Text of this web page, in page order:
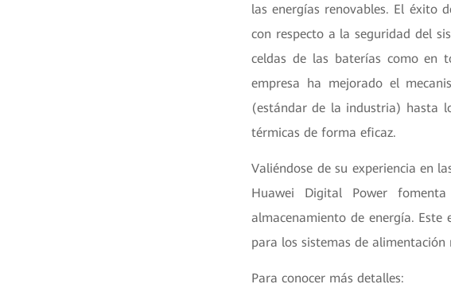
las energías renovables. El éxito
con respecto a la seguridad del
celdas de las baterías como en
empresa ha mejorado el
(estándar de la industria) hasta
térmicas de forma eficaz.
Valiéndose de su experiencia en
Huawei Digital Power
almacenamiento de energía. Este
para los sistemas de
Para conocer más detalles: